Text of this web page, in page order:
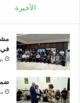
الأخيرة
في